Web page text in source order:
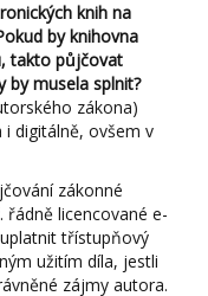
knih na
by knihovna
takto půjčovat
by musela splnit?
zákona)
digitálně, ovšem v
zákonné
licencované e-
třístupňový
užitím díla, jestli
zájmy autora.